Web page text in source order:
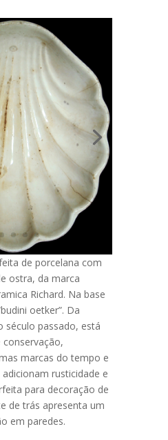
de porcelana com
ostra, da marca
Richard. Na base
oetker”. Da
século passado, está
marcas do tempo e
rusticidade e
para decoração de
de trás apresenta um
em paredes.